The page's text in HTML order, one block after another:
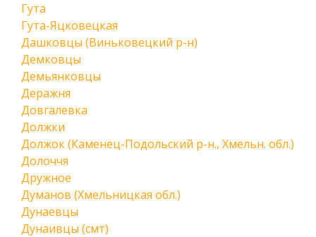
Гута
Гута-Яцковецкая
Дашковцы (Виньковецкий р-н)
Демковцы
Демьянковцы
Деражня
Довгалевка
Должки
Должок (Каменец-Подольский р-н., Хмельн. обл.)
Долоччя
Дружное
Думанов (Хмельницкая обл.)
Дунаевцы
Дунаивцы (смт)